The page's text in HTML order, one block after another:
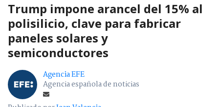
Trump impone arancel del 15% al
polisilicio, clave para fabricar
paneles solares y
semiconductores
Agencia EFE
Agencia española de noticias